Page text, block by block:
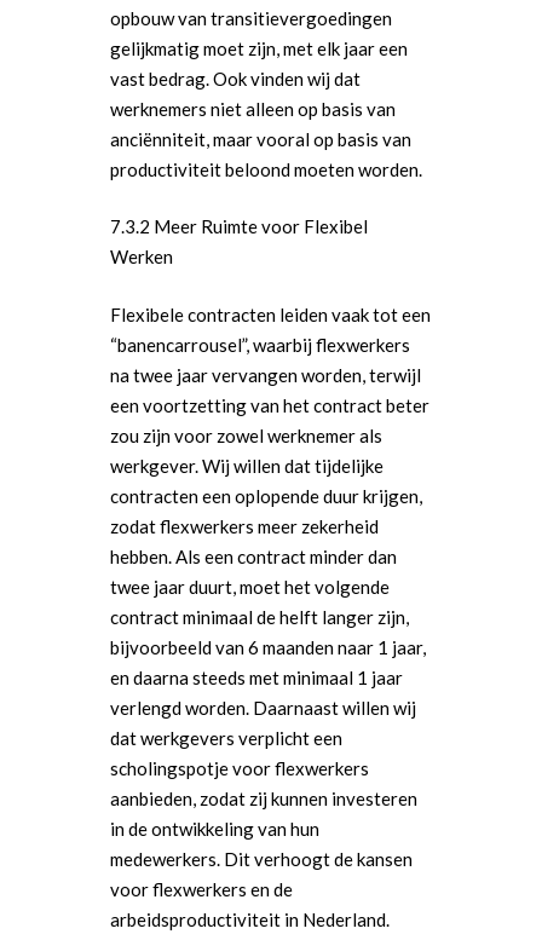
opbouw van transitievergoedingen
gelijkmatig moet zijn, met elk jaar een
vast bedrag. Ook vinden wij dat
werknemers niet alleen op basis van
anciënniteit, maar vooral op basis van
productiviteit beloond moeten worden.
7.3.2 Meer Ruimte voor Flexibel
Werken
Flexibele contracten leiden vaak tot een
“banencarrousel”, waarbij flexwerkers
na twee jaar vervangen worden, terwijl
een voortzetting van het contract beter
zou zijn voor zowel werknemer als
werkgever. Wij willen dat tijdelijke
contracten een oplopende duur krijgen,
zodat flexwerkers meer zekerheid
hebben. Als een contract minder dan
twee jaar duurt, moet het volgende
contract minimaal de helft langer zijn,
bijvoorbeeld van 6 maanden naar 1 jaar,
en daarna steeds met minimaal 1 jaar
verlengd worden. Daarnaast willen wij
dat werkgevers verplicht een
scholingspotje voor flexwerkers
aanbieden, zodat zij kunnen investeren
in de ontwikkeling van hun
medewerkers. Dit verhoogt de kansen
voor flexwerkers en de
arbeidsproductiviteit in Nederland.